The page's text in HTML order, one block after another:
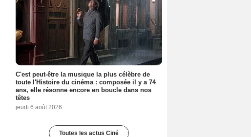
C'est peut-être la musique la plus célèbre de
toute l'Histoire du cinéma : composée il y a 74
ans, elle résonne encore en boucle dans nos
têtes
jeudi 6 août 2026
Toutes les actus Ciné